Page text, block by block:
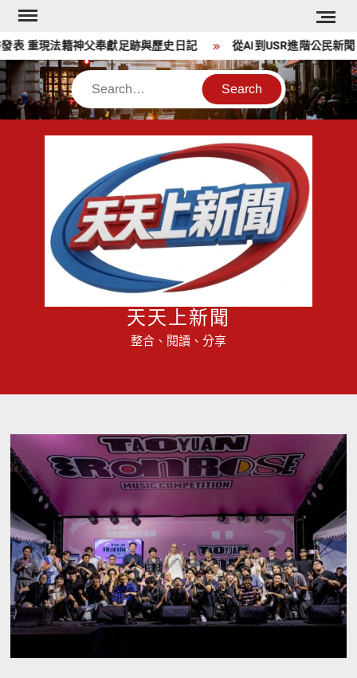
Skip
content
重現法籍神父奉獻足跡與歷史日記 從AI到USR進階公民新聞
Search
天天上新聞
整合、閱讀、分享